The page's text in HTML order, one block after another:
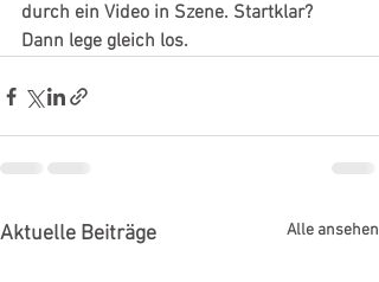
durch ein Video in Szene. Startklar?
Dann lege gleich los.
Aktuelle Beiträge Alle ansehen